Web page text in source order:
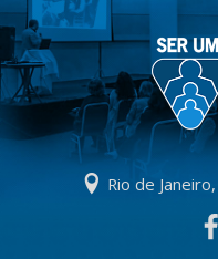
Rio de